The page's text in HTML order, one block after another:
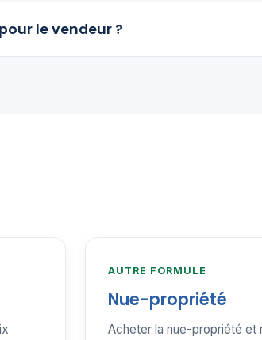
le vendeur ?
AUTRE FORMULE
Nue-propriété
Acheter la nue-propriété et